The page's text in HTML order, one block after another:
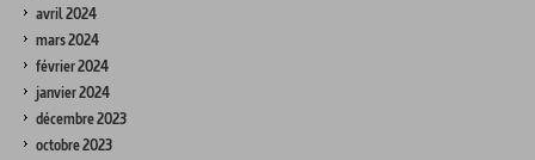
avril 2024
mars 2024
février 2024
janvier 2024
décembre 2023
octobre 2023